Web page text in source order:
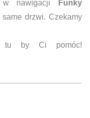
nawigacji
Funky
same drzwi. Czekamy
tu by Ci pomóc!